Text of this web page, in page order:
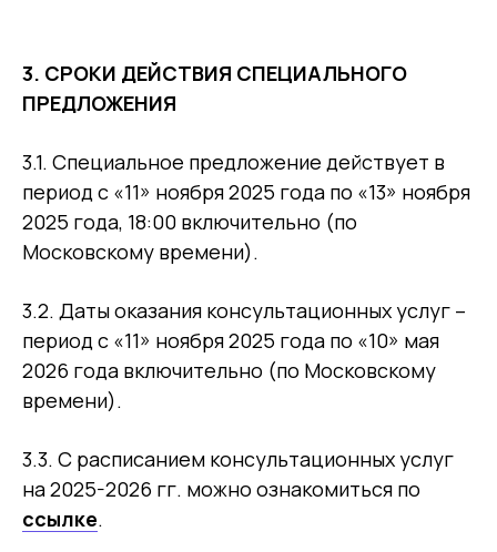
3. СРОКИ ДЕЙСТВИЯ СПЕЦИАЛЬНОГО
ПРЕДЛОЖЕНИЯ
3.1. Специальное предложение действует в
период с «11» ноября 2025 года по «13» ноября
2025 года, 18:00 включительно (по
Московскому времени).
3.2. Даты оказания консультационных услуг –
период с «11» ноября 2025 года по «10» мая
2026 года включительно (по Московскому
времени).
3.3. С расписанием консультационных услуг
на 2025-2026 гг. можно ознакомиться по
ссылке.